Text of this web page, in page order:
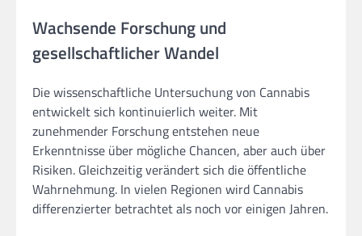
Wachsende Forschung und
gesellschaftlicher Wandel
Die wissenschaftliche Untersuchung von Cannabis
entwickelt sich kontinuierlich weiter. Mit
zunehmender Forschung entstehen neue
Erkenntnisse über mögliche Chancen, aber auch über
Risiken. Gleichzeitig verändert sich die öffentliche
Wahrnehmung. In vielen Regionen wird Cannabis
differenzierter betrachtet als noch vor einigen Jahren.